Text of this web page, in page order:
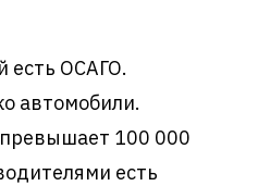
есть ОСАГО.
автомобили.
100 000
есть